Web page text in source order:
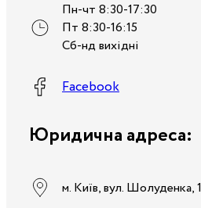
Пн-чт 8:30-17:30
Пт 8:30-16:15
Сб-нд вихідні
Facebook
Юридична адреса:
м. Київ, вул. Шолуденка, 1